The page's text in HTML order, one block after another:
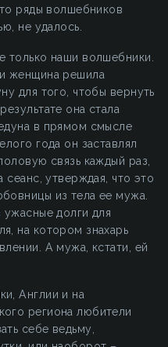
ряды волшебников
не удалось.
только наши волшебники.
женщина решила
для того, чтобы вернуть
она стала
в прямом смысле
года он заставлял
связь каждый раз,
сеанс, утверждая, что это
из тела ее мужа.
долги для
на котором знахарь
А мужа, кстати, ей
Англии и на
региона любители
себе ведьму,